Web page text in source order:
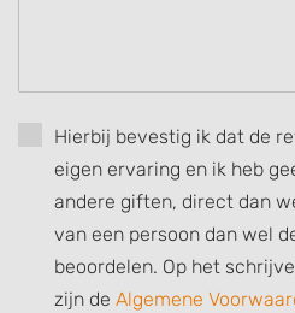
Hierbij bevestig ik dat de
eigen ervaring en ik heb
andere giften, direct dan
van een persoon dan wel
beoordelen. Op het
zijn de Algemene
or combinations of data from
sources
Develop and improve services
Use limited data to select